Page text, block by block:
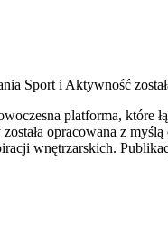
Sport i Aktywność
platforma, które
opracowana z
wnętrzarskich.